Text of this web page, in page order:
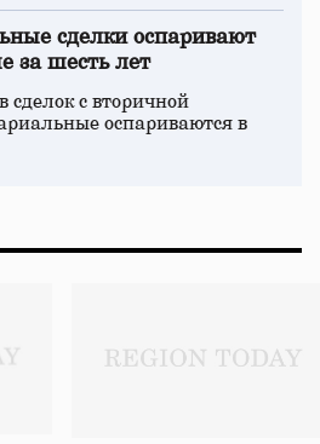
сделки оспаривают
за шесть лет
сделок с вторичной
оспариваются в